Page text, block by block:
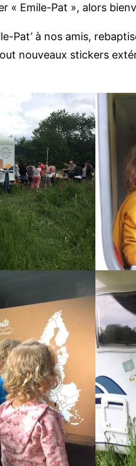
« Emile-Pat », alors
Pat’ à nos amis,
nouveaux stickers